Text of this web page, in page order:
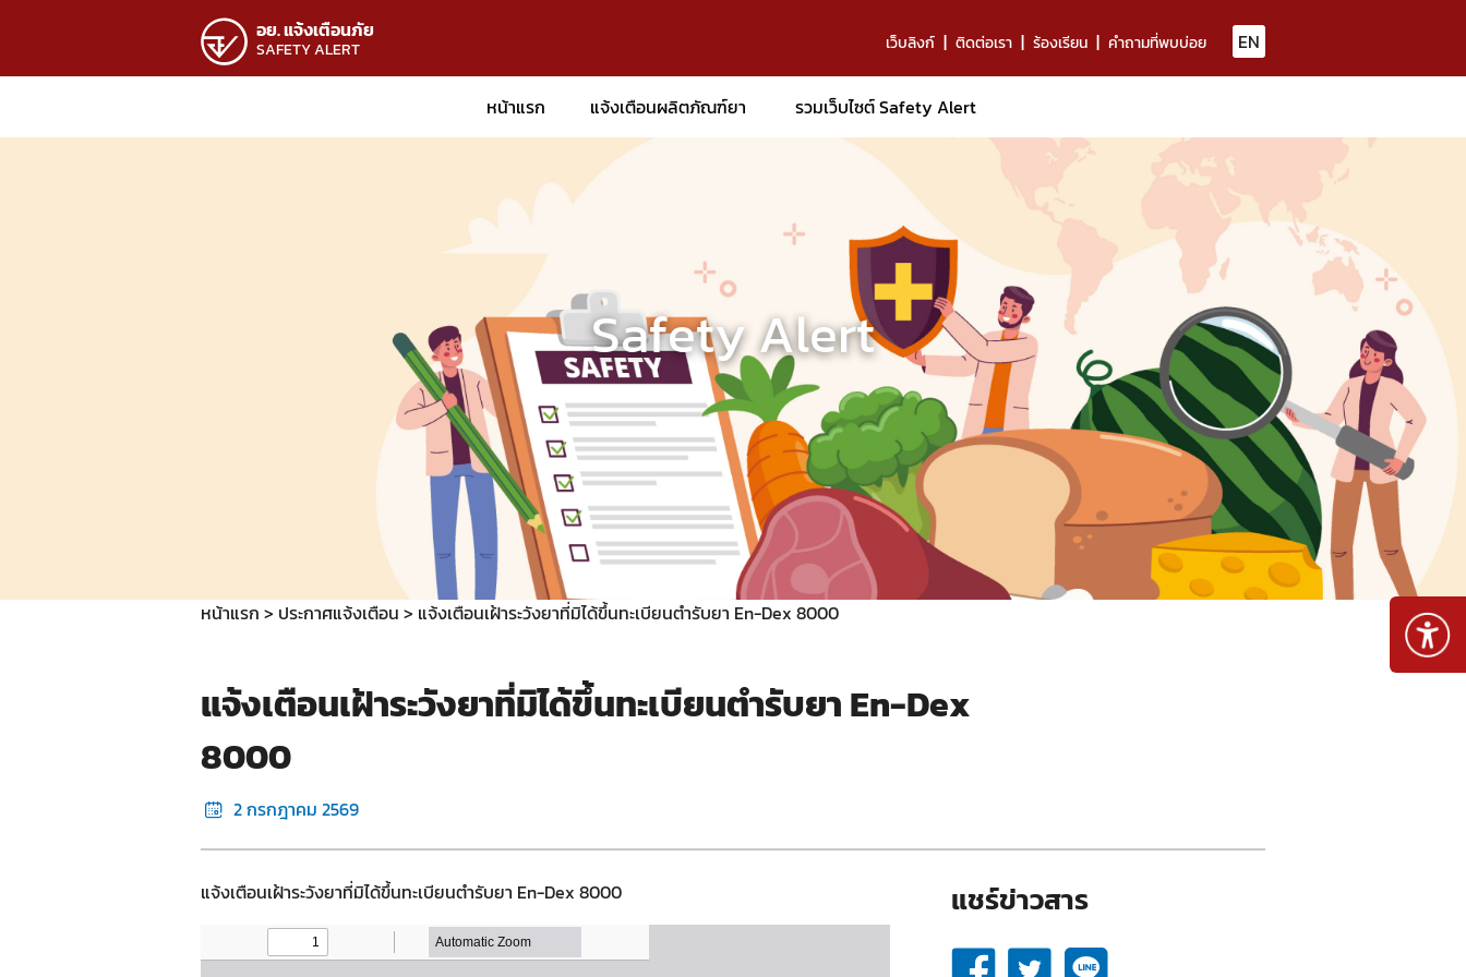
อย. แจ้งเตือนภัย
SAFETY ALERT เว็บลิงก์ ติดต่อเรา ร้องเรียน คำถามที่พบบ่อย EN
หน้าแรก แจ้งเตือนผลิตภัณฑ์ยา รวมเว็บไซต์ Safety Alert
Safety Alert
หน้าแรก ประกาศแจ้งเตือน แจ้งเตือนเฝ้าระวังยาที่มิได้ขึ้นทะเบียนตำรับยา En-Dex 8000
แจ้งเตือนเฝ้าระวังยาที่มิได้ขึ้นทะเบียนตำรับยา En-Dex
8000
2 กรกฎาคม 2569
แจ้งเตือนเฝ้าระวังยาที่มิได้ขึ้นทะเบียนตำรับยา En-Dex 8000 แชร์ข่าวสาร​